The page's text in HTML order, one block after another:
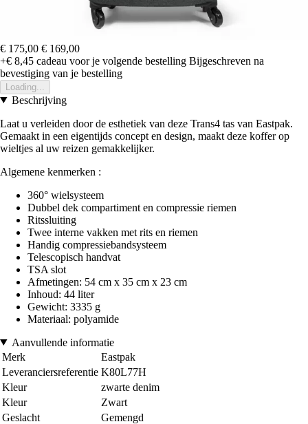
€ 175,00 € 169,00
+€ 8,45 cadeau voor je volgende bestelling Bijgeschreven na
bevestiging van je bestelling
Loading...
Beschrijving
Laat u verleiden door de esthetiek van deze Trans4 tas van Eastpak.
Gemaakt in een eigentijds concept en design, maakt deze koffer op
wieltjes al uw reizen gemakkelijker.
Algemene kenmerken :
360° wielsysteem
Dubbel dek compartiment en compressie riemen
Ritssluiting
Twee interne vakken met rits en riemen
Handig compressiebandsysteem
Telescopisch handvat
TSA slot
Afmetingen: 54 cm x 35 cm x 23 cm
Inhoud: 44 liter
Gewicht: 3335 g
Materiaal: polyamide
Aanvullende informatie
Merk
Eastpak
Leveranciersreferentie K80L77H
Kleur
zwarte denim
Kleur
Zwart
Geslacht
Gemengd